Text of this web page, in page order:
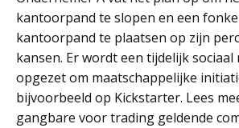
kantoorpand te slopen en een
kantoorpand te plaatsen op zijn
kansen. Er wordt een tijdelijk
opgezet om maatschappelijke
bijvoorbeeld op Kickstarter. Lees
gangbare voor trading geldende